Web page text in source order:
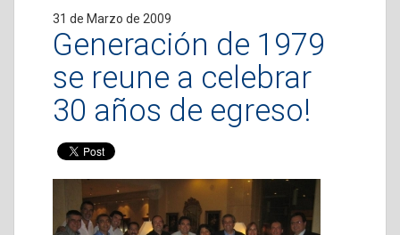
31 de Marzo de 2009
Generación de 1979
se reune a celebrar
30 años de egreso!